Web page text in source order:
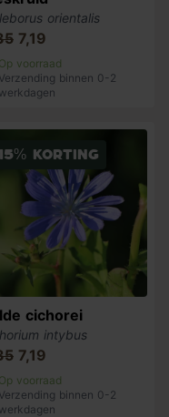
orientalis
7,19
Op voorraad
Verzending binnen 0-2
werkdagen
korting
cichorei
intybus
7,19
Op voorraad
Verzending binnen 0-2
werkdagen